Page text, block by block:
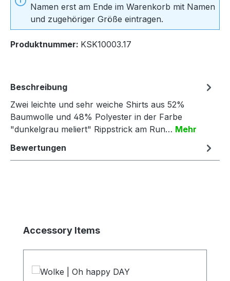
Namen erst am Ende im Warenkorb mit Namen
und zugehöriger Größe eintragen.
Produktnummer: KSK10003.17
Beschreibung
Zwei leichte und sehr weiche Shirts aus 52%
Baumwolle und 48% Polyester in der Farbe
"dunkelgrau meliert" Rippstrick am Run… Mehr
Bewertungen
Produktgalerie überspringen
Accessory Items